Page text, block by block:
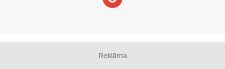
Reklāma